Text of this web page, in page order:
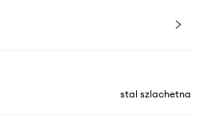
stal szlachetna